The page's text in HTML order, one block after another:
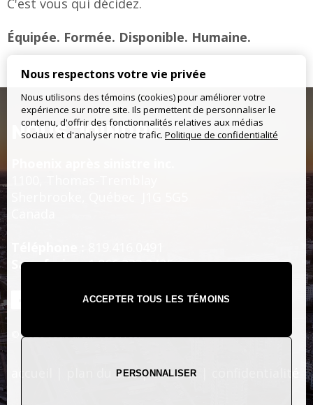
C'est vous qui décidez.
Équipée. Formée. Disponible. Humaine.
NOUS JOINDRE
Sans frais : 1.866.233.2425
© 2026 Tous droits réservés.
plan du site|contact
Nous respectons votre vie privée
Nous utilisons des témoins (cookies) pour améliorer votre
expérience sur notre site. Ils permettent de personnaliser le
contenu, d'offrir des fonctionnalités relatives aux médias
sociaux et d'analyser notre trafic. Politique de confidentialité
ACCEPTER TOUS LES TÉMOINS
PERSONNALISER